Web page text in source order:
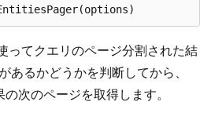
ってクエリのページ分割された結
あるかどうかを判断してから、
次のページを取得します。